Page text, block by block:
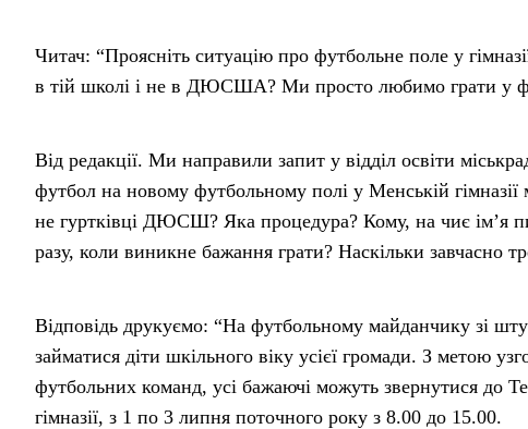
Читач: “Проясніть ситуацію про футбольне поле у
в тій школі і не в ДЮСША? Ми просто любимо грати у
Від редакції. Ми направили запит у відділ освіти
футбол на новому футбольному полі у Менській
не гуртківці ДЮСШ? Яка процедура? Кому, на чиє ім’я
разу, коли виникне бажання грати? Наскільки завчасно
Відповідь друкуємо: “На футбольному майданчику зі
займатися діти шкільного віку усієї громади. З метою
футбольних команд, усі бажаючі можуть звернутися до
гімназії, з 1 по 3 липня поточного року з 8.00 до 15.00.